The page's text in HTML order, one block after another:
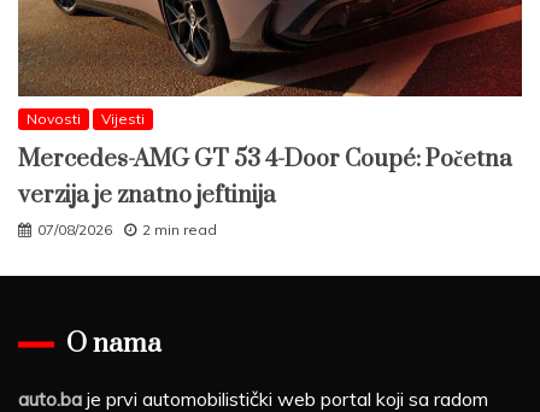
Novosti Vijesti
Mercedes-AMG GT 53 4-Door Coupé: Početna
verzija je znatno jeftinija
07/08/2026 2 min read
O nama
auto.ba je prvi automobilistički web portal koji sa radom